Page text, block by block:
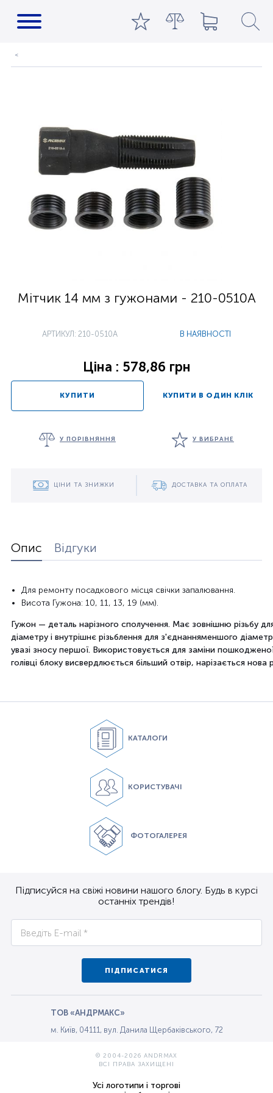
Мітчик 14 мм з гужонами - 210-0510A
АРТИКУЛ: 210-0510A В НАЯВНОСТІ
Ціна : 578,86 грн
КУПИТИ КУПИТИ В ОДИН КЛІК
У ПОРІВНЯННЯ У ВИБРАНЕ
ЦІНИ ТА ЗНИЖКИ ДОСТАВКА ТА ОПЛАТА
Опис Відгуки
Для ремонту посадкового місця свічки запалювання.
Висота Гужона: 10, 11, 13, 19 (мм).
Гужон — деталь нарізного сполучення. Має зовнішню різьбу
діаметру і внутрішнє різьблення для з'єднанняменшого
увазі зносу першої. Використовується для заміни
голівці блоку висвердлюється більший отвір, нарізається нова
КАТАЛОГИ
КОРИСТУВАЧІ
ФОТОГАЛЕРЕЯ
Підписуйся на свіжі новини нашого блогу. Будь в курсі
останніх трендів!
ПІДПИСАТИСЯ
ТОВ «АНДРМАКС»
м. Київ, 04111, вул. Данила Щербаківського, 72
© 2004-2026 ANDRMAX
ВСІ ПРАВА ЗАХИЩЕНІ
Усі логотипи і торгові